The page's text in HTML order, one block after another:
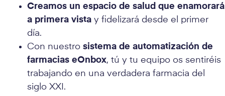
Creamos un espacio de salud que enamorará
a primera vista y fidelizará desde el primer
día.
Con nuestro sistema de automatización de
farmacias eOnbox, tú y tu equipo os sentiréis
trabajando en una verdadera farmacia del
siglo XXI.